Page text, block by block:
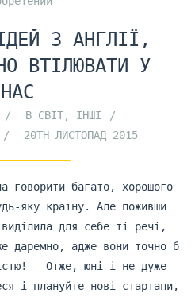
З АНГЛІЇ,
ВТІЛЮВАТИ У
НАС
В СВІТ, ІНШІ
20TH ЛИСТОПАД 2015
говорити багато, хорошого
яку країну. Але поживши
для себе ті речі,
даремно, адже вони точно б
Отже, юні і не дуже
і плануйте нові стартапи,